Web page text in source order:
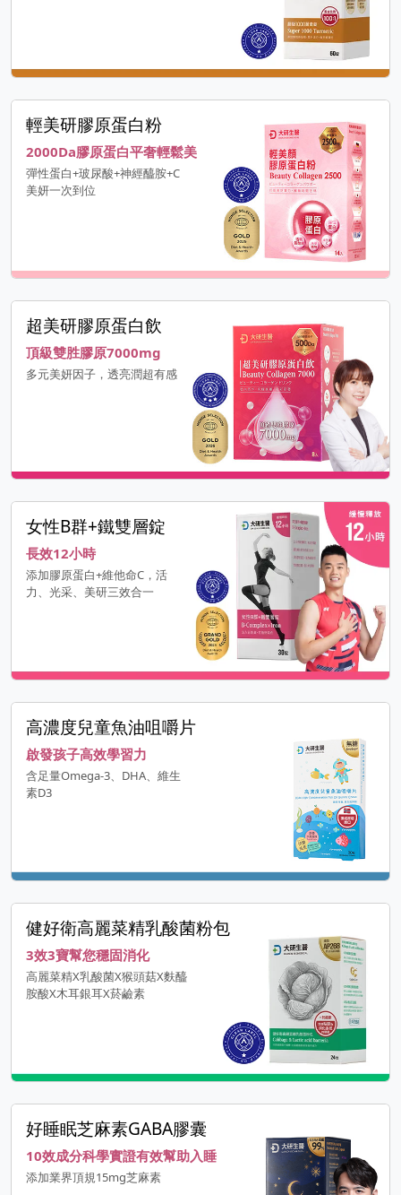
輕美研膠原蛋白粉
2000Da膠原蛋白平奢輕鬆美
彈性蛋白+玻尿酸+神經醯胺+C
美妍一次到位
超美研膠原蛋白飲
頂級雙胜膠原7000mg
多元美妍因子，透亮潤超有感
女性B群+鐵雙層錠
長效12小時
添加膠原蛋白+維他命C，活
力、光采、美研三效合一
高濃度兒童魚油咀嚼片
啟發孩子高效學習力
含足量Omega-3、DHA、維生
素D3
健好衛高麗菜精乳酸菌粉包
3效3寶幫您穩固消化
高麗菜精X乳酸菌X猴頭菇X麩醯
胺酸X木耳銀耳X菸鹼素
好睡眠芝麻素GABA膠囊
10效成分科學實證有效幫助入睡
添加業界頂規15mg芝麻素